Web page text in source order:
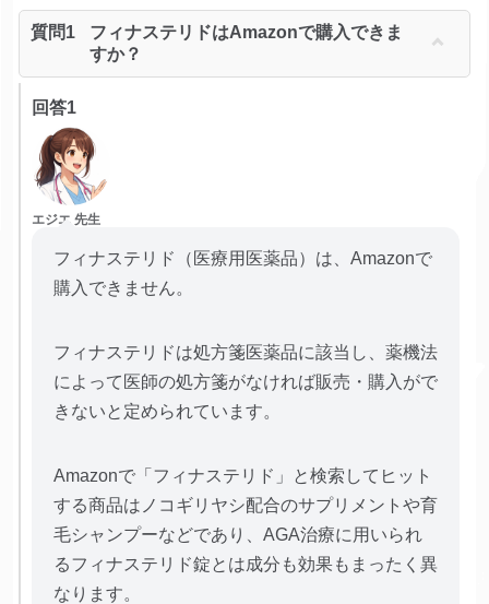
質問1
フィナステリドはAmazonで購入できま
すか？
回答1
エジエ 先生
フィナステリド（医療用医薬品）は、Amazonで
購入できません。
フィナステリドは処方箋医薬品に該当し、薬機法
によって医師の処方箋がなければ販売・購入がで
きないと定められています。
Amazonで「フィナステリド」と検索してヒット
する商品はノコギリヤシ配合のサプリメントや育
毛シャンプーなどであり、AGA治療に用いられ
るフィナステリド錠とは成分も効果もまったく異
なります。